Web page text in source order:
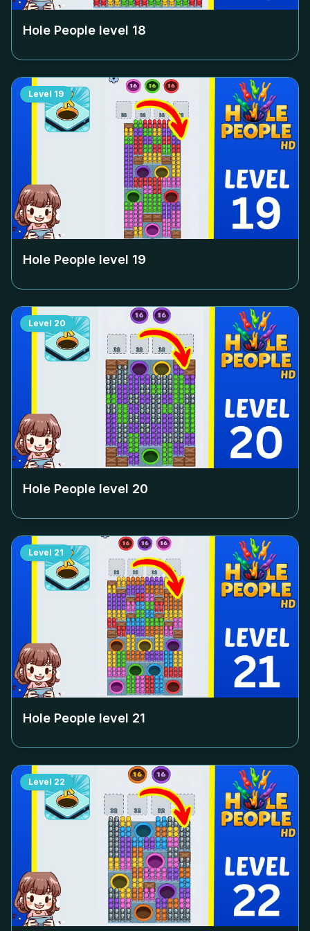
Hole People level 18
Level 19
Hole People level 19
Level 20
Hole People level 20
Level 21
Hole People level 21
Level 22